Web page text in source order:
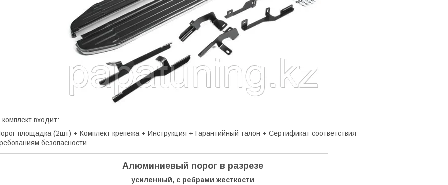
комплект входит:
площадка (2шт) + Комплект крепежа + Инструкция + Гарантийный талон + Сертификат соответствия
безопасности
Алюминиевый порог в разрезе
усиленный, с ребрами жесткости